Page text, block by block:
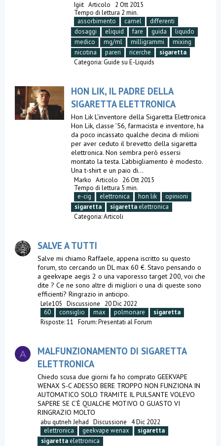
Igiit Articolo
2 Ott 2015
Tempo di lettura 2 min.
assorbimento
camel
differenti
dosaggi
eliquid fare guida
liquido
medico
mg/ml milligrammi
mixing
nicotina
pareri ricerche
sigaretta
Categoria:Guide su E-Liquids
HON LIK, IL PADRE DELLA
SIGARETTA ELETTRONICA
Hon Lik L'inventore della Sigaretta Elettronica
Hon Lik, classe ’56, farmacista e inventore, ha
da poco incassato qualche decina di milioni
per aver ceduto il brevetto della sigaretta
elettronica. Non sembra però essersi
montato la testa. L’abbigliamento è modesto.
Una t-shirt e un paio di...
Marko Articolo
26 Ott 2015
Tempo di lettura 5 min.
e-cig
elettronica hon lik
opinioni
sigaretta
sigaretta elettronica
Categoria:Articoli
SALVE A TUTTI
Salve mi chiamo Raffaele, appena iscritto su questo
forum, sto cercando un DL max 60 €. Stavo pensando o
a geekvape aegis 2 o una vaporesso target 200, voi che
dite ? Ce ne sono altre di migliori o una di queste sono
efficienti? Ringrazio in anticipo.
Lele105 Discussione
20 Dic 2022
60
consiglio max polmonare
sigaretta
Risposte: 11 Forum:Presentati al Forum
A
MALFUNZIONAMENTO DI SIGARETTA
ELETTRONICA
Chiedo scusa due giorni fa ho comprato GEEKVAPE
WENAX S-C ADESSO BERE TROPPO NON FUNZIONA IN
AUTOMATICO SOLO TRAMITE IL PULSANTE VOLEVO
SAPERE SE C'È QUALCHE MOTIVO O GUASTO VI
RINGRAZIO MOLTO
abu qutneh Jehad Discussione
4 Dic 2022
elettronica
geekvape wenax
sigaretta
sigaretta elettronica